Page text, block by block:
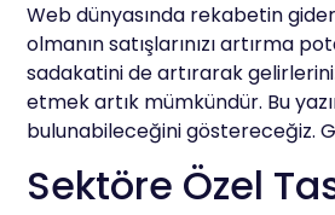
Web dünyasında rekabetin
olmanın satışlarınızı artırma
sadakatini de artırarak
etmek artık mümkündür. Bu
bulunabileceğini göstereceğiz.
Sektöre Özel